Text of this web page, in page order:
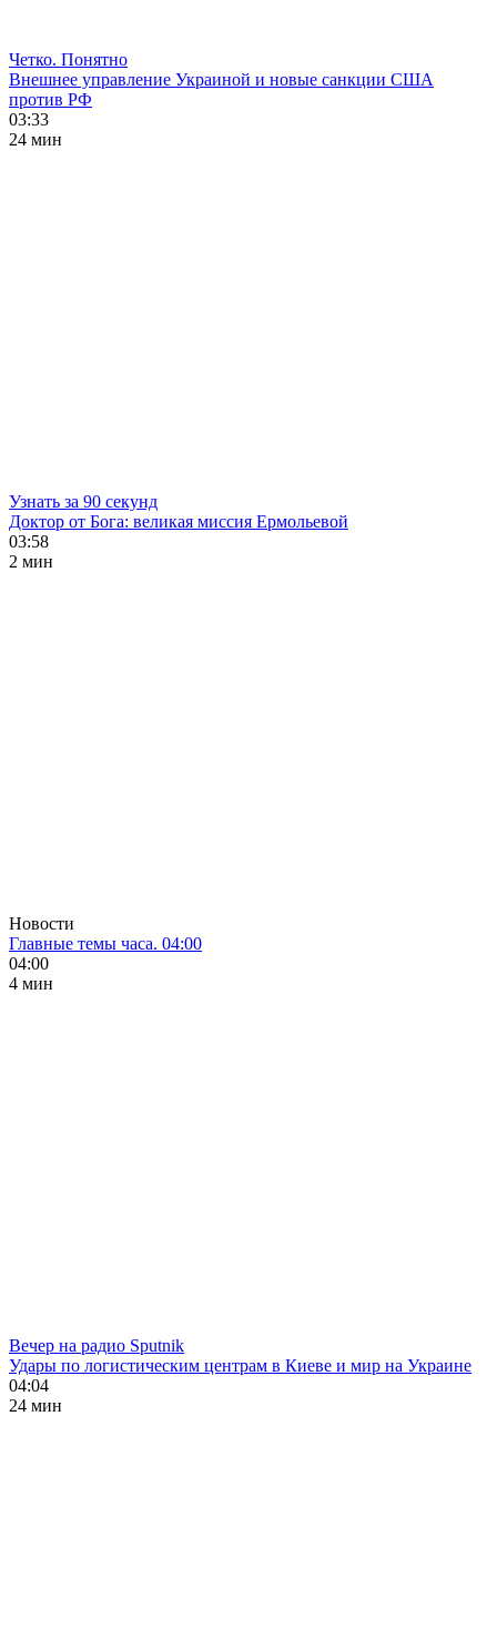
Четко. Понятно
Внешнее управление Украиной и новые санкции США
против РФ
03:33
24 мин
Узнать за 90 секунд
Доктор от Бога: великая миссия Ермольевой
03:58
2 мин
Новости
Главные темы часа. 04:00
04:00
4 мин
Вечер на радио Sputnik
Удары по логистическим центрам в Киеве и мир на Украине
04:04
24 мин